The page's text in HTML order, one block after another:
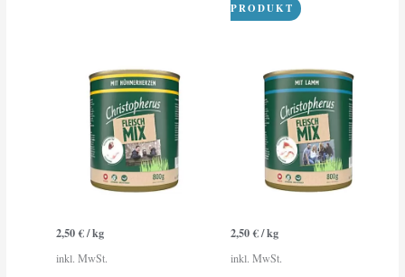
PRODUKT
2,50€/kg
inkl. MwSt.
Produkt
weist
mehrere
Varianten
auf.
Die
2,50€/kg
inkl. MwSt.
Produkt
weist
mehrere
Varianten
auf.
Die